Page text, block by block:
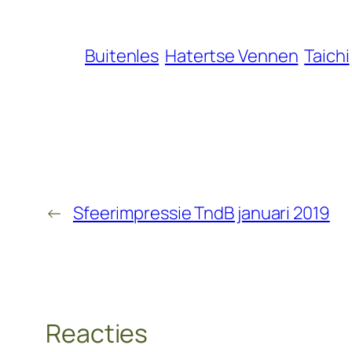
Buitenles Hatertse Vennen Taichi
← Sfeerimpressie TndB januari 2019
Reacties